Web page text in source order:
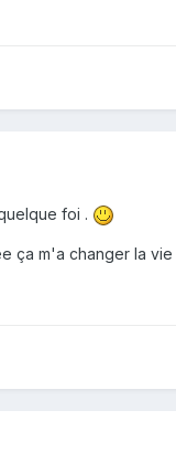
foi .
ça m'a changer la vie